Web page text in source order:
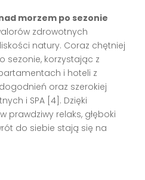
morzem po sezonie
zdrowotnych
natury. Coraz chętniej
sezonie, korzystając z
i hoteli z
oraz szerokiej
i SPA [4] . Dzięki
prawdziwy relaks, głęboki
do siebie stają się na